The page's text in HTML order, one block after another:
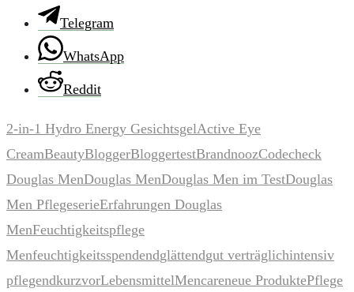
Telegram
WhatsApp
Reddit
2-in-1 Hydro Energy GesichtsgelActive Eye
CreamBeautyBloggerBloggertestBrandnoozCodecheck
Douglas MenDouglas MenDouglas Men im TestDouglas
Men PflegeserieErfahrungen Douglas
MenFeuchtigkeitspflege
Menfeuchtigkeitsspendendglättendgut verträglichintensiv
pflegendkurzvorLebensmittelMencareneue ProduktePflege